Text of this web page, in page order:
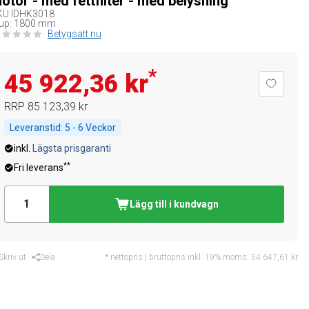
IDHK3018
1800 mm
Betygsätt nu
45 922,36 kr*
RRP 85 123,39 kr
Leveranstid: 5 - 6 Veckor
inkl.
Lägsta prisgaranti
Fri leverans**
Lägg till i kundvagn
ut Dela * nettopris | bruttopris inkl. 19% moms: 54 647,61 kr